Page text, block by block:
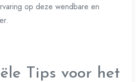
op deze wendbare en
Tips voor het